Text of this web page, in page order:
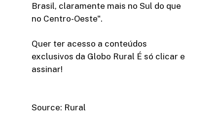
Brasil, claramente mais no Sul do que
no Centro-Oeste".
Quer ter acesso a conteúdos
exclusivos da Globo Rural É só clicar e
assinar!​
Source: Rural